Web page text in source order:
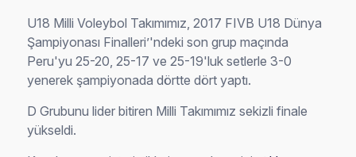
U18 Milli Voleybol Takımımız, 2017 FIVB U18 Dünya
Şampiyonası Finalleri’'ndeki son grup maçında
Peru'yu 25-20, 25-17 ve 25-19'luk setlerle 3-0
yenerek şampiyonada dörtte dört yaptı.
D Grubunu lider bitiren Milli Takımımız sekizli finale
yükseldi.